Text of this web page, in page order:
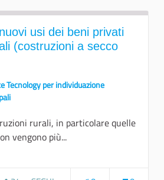
usi dei beni privati
(costruzioni a secco
Tecnology per individuazione
rurali, in particolare quelle
vengono più...
Interventi pilota